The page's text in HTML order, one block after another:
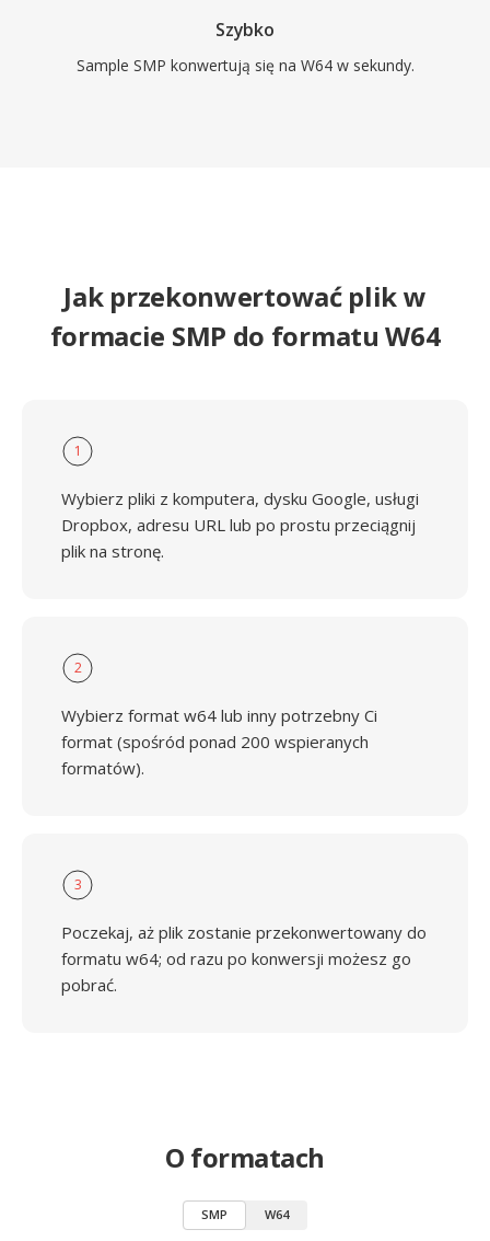
Szybko
Sample SMP konwertują się na W64 w sekundy.
Jak przekonwertować plik w
formacie SMP do formatu W64
1
Wybierz pliki z komputera, dysku Google, usługi
Dropbox, adresu URL lub po prostu przeciągnij
plik na stronę.
2
Wybierz format w64 lub inny potrzebny Ci
format (spośród ponad 200 wspieranych
formatów).
3
Poczekaj, aż plik zostanie przekonwertowany do
formatu w64; od razu po konwersji możesz go
pobrać.
O formatach
SMP W64